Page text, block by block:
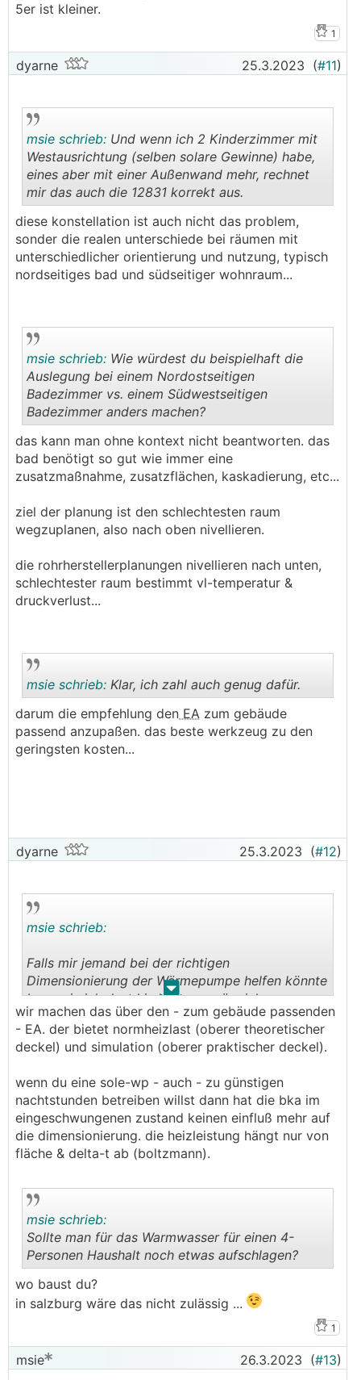
5er ist kleiner.
1
dyarne 25.3.2023 (#11)
..
msie schrieb: Und wenn ich 2 Kinderzimmer mit
Westausrichtung (selben solare Gewinne) habe,
eines aber mit einer Außenwand mehr, rechnet
mir das auch die 12831 korrekt aus.
diese konstellation ist auch nicht das problem,
sonder die realen unterschiede bei räumen mit
unterschiedlicher orientierung und nutzung, typisch
nordseitiges bad und südseitiger wohnraum...
..
msie schrieb: Wie würdest du beispielhaft die
Auslegung bei einem Nordostseitigen
Badezimmer vs. einem Südwestseitigen
Badezimmer anders machen?
das kann man ohne kontext nicht beantworten. das
bad benötigt so gut wie immer eine
zusatzmaßnahme, zusatzflächen, kaskadierung, etc...
ziel der planung ist den schlechtesten raum
wegzuplanen, also nach oben nivellieren.
die rohrherstellerplanungen nivellieren nach unten,
schlechtester raum bestimmt vl-temperatur &
druckverlust...
msie schrieb: Klar, ich zahl auch genug dafür.
darum die empfehlung den EA zum gebäude
passend anzupaßen. das beste werkzeug zu den
geringsten kosten...
dyarne 25.3.2023 (#12)
. .
msie schrieb:
Falls mir jemand bei der richtigen
Dimensionierung der Wärmepumpe helfen könnte
bzw. wie ich dort hin komme, wäre ich super
dankbar🙏
wir machen das über den - zum gebäude passenden
- EA. der bietet normheizlast (oberer theoretischer
deckel) und simulation (oberer praktischer deckel).
wenn du eine sole-wp - auch - zu günstigen
nachtstunden betreiben willst dann hat die bka im
eingeschwungenen zustand keinen einfluß mehr auf
die dimensionierung. die heizleistung hängt nur von
fläche & delta-t ab (boltzmann).
msie schrieb:
Sollte man für das Warmwasser für einen 4-
Personen Haushalt noch etwas aufschlagen?
wo baust du?
in salzburg wäre das nicht zulässig ...
1
msie 26.3.2023 (#13)